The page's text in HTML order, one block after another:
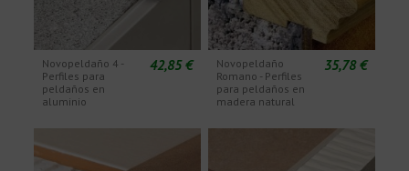
Novopeldaño 4 -
Perfiles para
peldaños en
aluminio
42,85 €
Novopeldaño
Romano - Perfiles
para peldaños en
madera natural
35,78 €